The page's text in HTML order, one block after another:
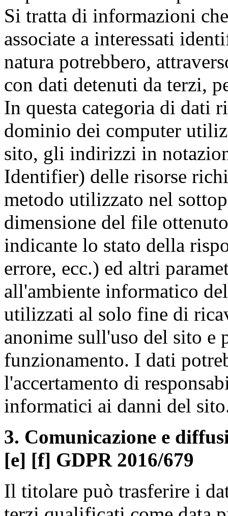
Si tratta di informazioni
associate a interessati
natura potrebbero,
con dati detenuti da terzi,
In questa categoria di dati
dominio dei computer
sito, gli indirizzi in
Identifier) delle risorse
metodo utilizzato nel
dimensione del file
indicante lo stato della
errore, ecc.) ed altri
all'ambiente informatico
utilizzati al solo fine di
anonime sull'uso del sito
funzionamento. I dati
l'accertamento di
informatici ai danni del
3. Comunicazione e
[e] [f] GDPR 2016/679
Il titolare può trasferire i